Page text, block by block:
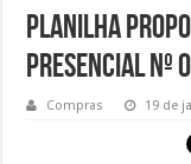
Planilha
Presencial Nº
Compras 19 de